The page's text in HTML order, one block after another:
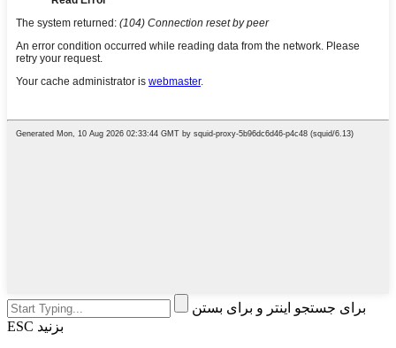
برای جستجو اینتر و برای بستن
ESC بزنید